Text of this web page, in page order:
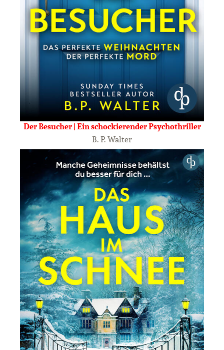
Der Besucher | Ein schockierender Psychothriller
B. P. Walter